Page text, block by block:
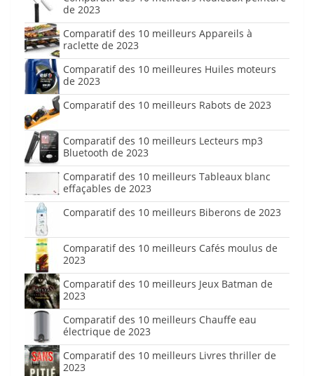
de 2023
Comparatif des 10 meilleurs Appareils à
raclette de 2023
Comparatif des 10 meilleures Huiles moteurs
de 2023
Comparatif des 10 meilleurs Rabots de 2023
Comparatif des 10 meilleurs Lecteurs mp3
Bluetooth de 2023
Comparatif des 10 meilleurs Tableaux blanc
effaçables de 2023
Comparatif des 10 meilleurs Biberons de 2023
Comparatif des 10 meilleurs Cafés moulus de
2023
Comparatif des 10 meilleurs Jeux Batman de
2023
Comparatif des 10 meilleurs Chauffe eau
électrique de 2023
Comparatif des 10 meilleurs Livres thriller de
2023